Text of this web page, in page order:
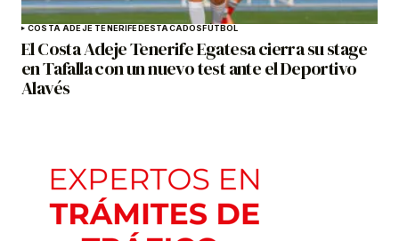
COSTA ADEJE TENERIFEDESTACADOSFÚTBOL
El Costa Adeje Tenerife Egatesa cierra su stage
en Tafalla con un nuevo test ante el Deportivo
Alavés